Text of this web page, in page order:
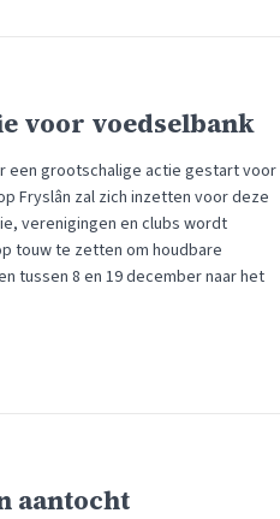
voor voedselbank
een grootschalige actie gestart voor
Fryslân zal zich inzetten voor deze
verenigingen en clubs wordt
touw te zetten om houdbare
tussen 8 en 19 december naar het
aantocht